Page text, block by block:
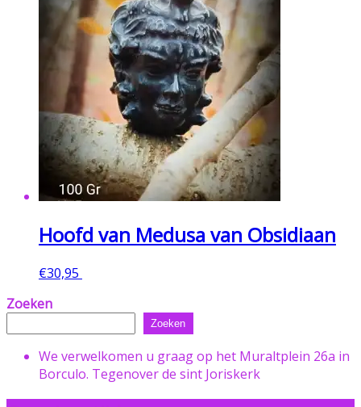
Hoofd van Medusa van Obsidiaan
€30,95
Zoeken
Zoeken
We verwelkomen u graag op het Muraltplein 26a in
Borculo. Tegenover de sint Joriskerk